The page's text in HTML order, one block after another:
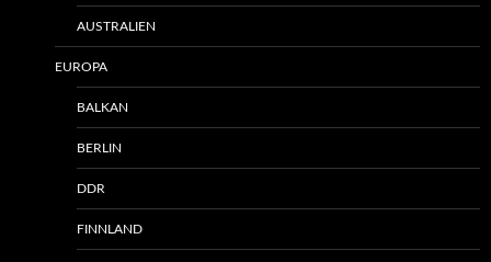
AUSTRALIEN
EUROPA
BALKAN
BERLIN
DDR
FINNLAND